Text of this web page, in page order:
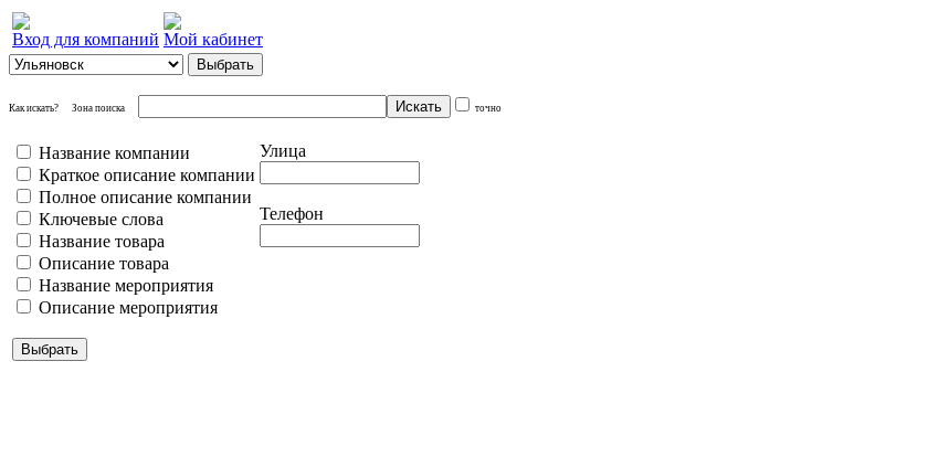
Вход для компаний Мой кабинет
Как искать? Зона поиска точно
Название компании
Краткое описание компании
Полное описание компании
Ключевые слова
Название товара
Описание товара
Название мероприятия
Описание мероприятия
Улица
Телефон